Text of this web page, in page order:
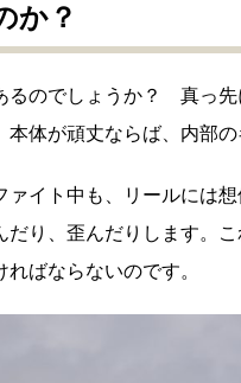
か？
るのでしょうか？ 真っ
体が頑丈ならば、内部
イト中も、リールには
り、歪んだりします。
ばならないのです。